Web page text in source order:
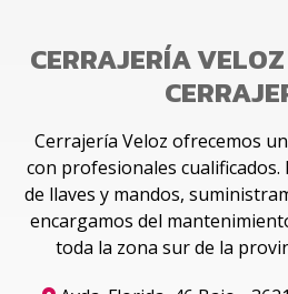
CERRAJERÍA
Cerrajería Veloz ofrecemos
con profesionales cualificados.
de llaves y mandos,
encargamos del
toda la zona sur de la